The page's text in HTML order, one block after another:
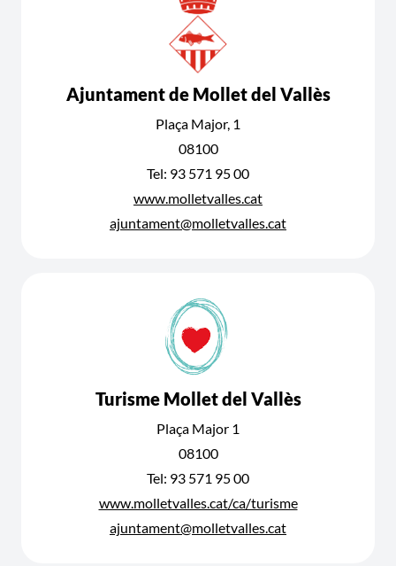
Ajuntament de Mollet del Vallès
Plaça Major, 1
08100
Tel: 93 571 95 00
www.molletvalles.cat
ajuntament@molletvalles.cat
Turisme Mollet del Vallès
Plaça Major 1
08100
Tel: 93 571 95 00
www.molletvalles.cat/ca/turisme
ajuntament@molletvalles.cat